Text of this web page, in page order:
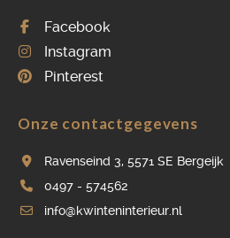
Facebook
Instagram
Pinterest
Onze contactgegevens
Ravenseind 3, 5571 SE Bergeijk
0497 - 574562
info@kwinteninterieur.nl